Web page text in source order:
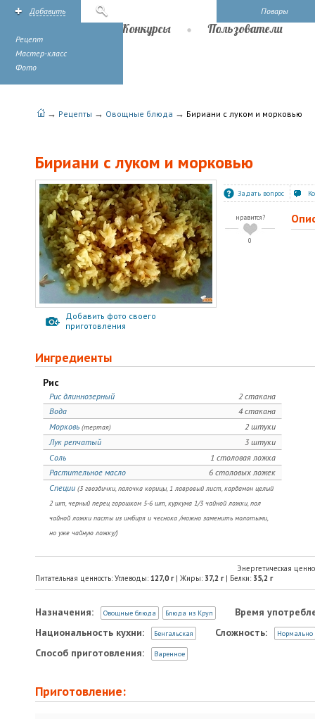
Повары
Добавить
Рецепт
Мастер-класс
Фото
Конкурсы Пользователи
→ Рецепты → Овощные блюда → Бириани с луком и морковью
Бириани с луком и морковью
Добавить фото своего
приготовления
Задать вопрос
нравится?
0
Ингредиенты
Рис
2 стакана
Рис длиннозерный
4 стакана
Вода
2 штуки
Морковь (тертая)
3 штуки
Лук репчатый
1 столовая ложка
Соль
6 столовых ложек
Растительное масло
Специи (3 гвоздички, палочка корицы, 1 лавровый лист, кардамон целый
2 шт, черный перец горошком 5-6 шт, куркума 1/3 чайной ложки, пол
чайной ложки пасты из имбиря и чеснока /можно заменить молотыми,
но уже чайную ложку/)
Энергетическая
Питательная ценность: Углеводы: 127,0 г| Жиры: 37,2 г| Белки: 35,2 г
Назначения: Овощные блюда Блюда из Круп
Время
Национальность кухни:
Бенгальская Сложность: Нормально
Способ приготовления: Варенное
Приготовление: